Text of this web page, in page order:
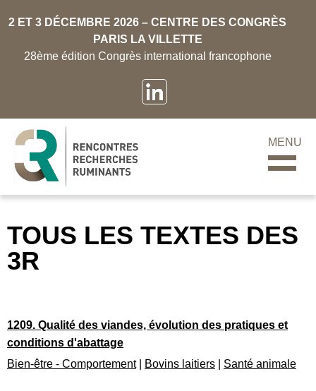
2 ET 3 DÉCEMBRE 2026 – CENTRE DES CONGRÈS
PARIS LA VILLETTE
28ème édition Congrès international francophone
MENU
TOUS LES TEXTES DES
3R
1209. Qualité des viandes, évolution des pratiques et
conditions d'abattage
Bien-être - Comportement| Bovins laitiers Santé animale